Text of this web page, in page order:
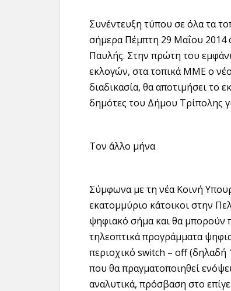
Συνέντευξη τύπου σε όλα τα
σήμερα Πέμπτη 29 Μαΐου 2014
Παυλής. Στην πρώτη του
εκλογών, στα τοπικά ΜΜΕ ο
διαδικασία, θα αποτιμήσει το
δημότες του Δήμου Τρίπολης
Τον άλλο μήνα
Σύμφωνα με τη νέα Κοινή
εκατομμύριο κάτοικοι στην
ψηφιακό σήμα και θα μπορούν
τηλεοπτικά προγράμματα
περιοχικό switch – off (δηλαδή
που θα πραγματοποιηθεί
αναλυτικά, πρόσβαση στο